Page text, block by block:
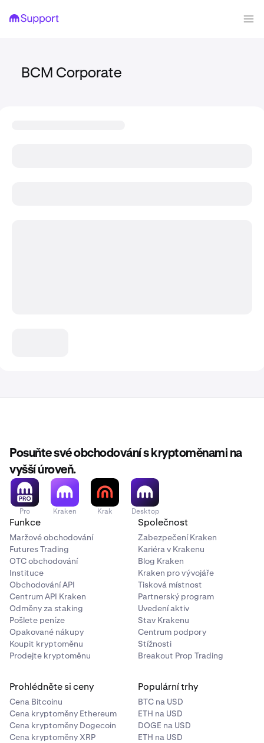
BCM Corporate
Posuňte své obchodování s kryptoměnami na
vyšší úroveň.
Pro Kraken Krak Desktop
Funkce
Maržové obchodování
Futures Trading
OTC obchodování
Instituce
Obchodování API
Centrum API Kraken
Odměny za staking
Pošlete peníze
Opakované nákupy
Koupit kryptoměnu
Prodejte kryptoměnu
Společnost
Zabezpečení Kraken
Kariéra v Krakenu
Blog Kraken
Kraken pro vývojáře
Tisková místnost
Partnerský program
Uvedení aktiv
Stav Krakenu
Centrum podpory
Stížnosti
Breakout Prop Trading
Prohlédněte si ceny
Cena Bitcoinu
Cena kryptoměny Ethereum
Cena kryptoměny Dogecoin
Cena kryptoměny XRP
Populární trhy
BTC na USD
ETH na USD
DOGE na USD
ETH na USD